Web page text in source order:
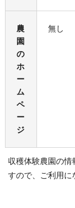
農
園
の
ホ
ー
ム
ペ
ー
ジ
無し
収穫体験農園の情
すので、ご利用に